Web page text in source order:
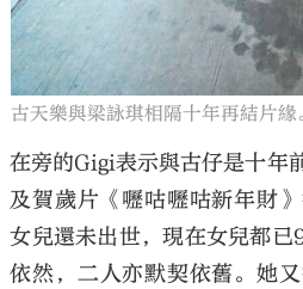
古天樂與梁詠琪相隔十年再結片緣
在旁的Gigi表示與古仔是十年
及賀歲片《嚦咕嚦咕新年財
女兒還未出世，現在女兒都
依然，二人亦默契依舊。她又